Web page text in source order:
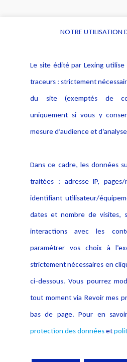
Alerte professionnelle
Déclaration d'accessibilité
Notice Légale
Politique de protection des
données
NOTRE UTILISATION
Le site édité par Lexing
traceurs : strictement
du site (exemptés de
uniquement si vous y
mesure d’audience et
Dans ce cadre, les données
traitées : adresse IP, pages/
identifiant utilisateur/
dates et nombre de visites,
interactions avec les
paramétrer vos choix à
strictement nécessaires en
ci-dessous. Vous pourrez
tout moment via Revoir mes
bas de page. Pour en
protection des donnéeset